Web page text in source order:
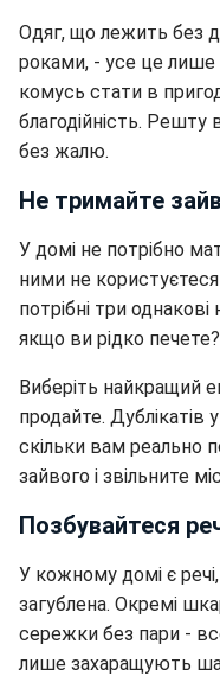
Одяг, що лежить без
роками, - усе це лише
комусь стати в
благодійність.
без жалю.
Не тримайте
У домі не потрібно
ними не
потрібні три
якщо ви рідко печете?
Виберіть найкращий
продайте. Дублікатів
скільки вам реально
зайвого і звільните
Позбувайтеся
У кожному домі є
загублена. Окремі
сережки без пари -
лише захаращують